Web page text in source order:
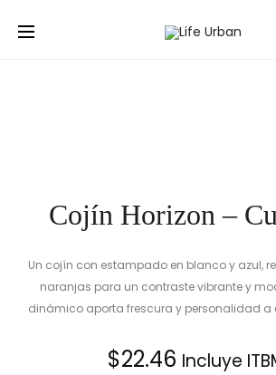
Inicio Cojín Horizon – Cuadrado
Cojín Horizon –
Un cojín con estampado en blanco y azul,
naranjas para un contraste vibrante y
dinámico aporta frescura y personalidad a
$22.46 Incluye